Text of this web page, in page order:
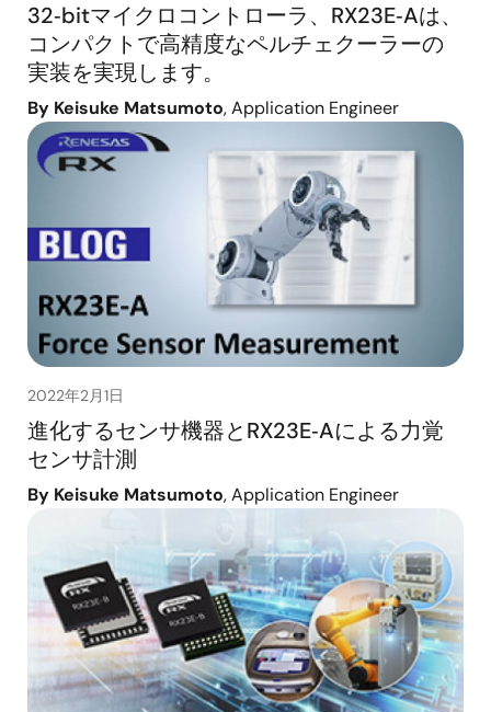
32‑bitマイクロコントローラ、RX23E‑Aは、
コンパクトで高精度なペルチェクーラーの
実装を実現します。
By Keisuke Matsumoto, Application Engineer
2022年2月1日
進化するセンサ機器とRX23E‑Aによる力覚
センサ計測
By Keisuke Matsumoto, Application Engineer